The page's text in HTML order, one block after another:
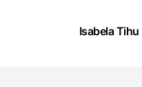
Isabela Tihu